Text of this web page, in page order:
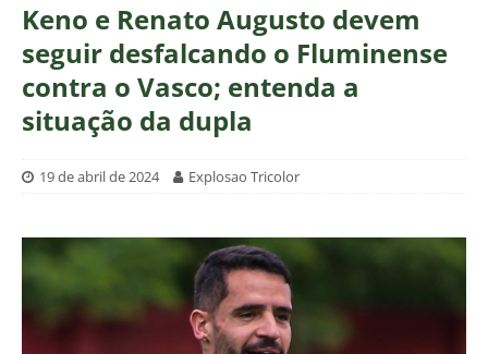
Keno e Renato Augusto devem
seguir desfalcando o Fluminense
contra o Vasco; entenda a
situação da dupla
19 de abril de 2024 Explosao Tricolor